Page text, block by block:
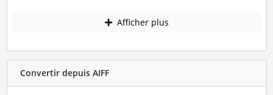
Afficher plus
Convertir depuis AIFF